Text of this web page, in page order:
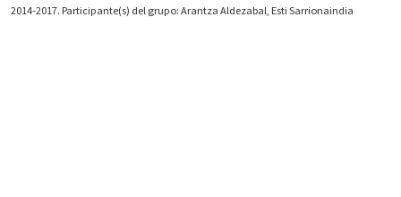
2014-2017. Participante(s) del grupo: Arantza Aldezabal, Esti Sarrionaindia